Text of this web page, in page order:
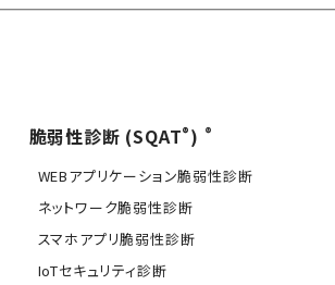
脆弱性診断 (SQAT®) ®
WEBアプリケーション脆弱性診断
ネットワーク脆弱性診断
スマホアプリ脆弱性診断
IoTセキュリティ診断